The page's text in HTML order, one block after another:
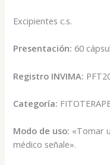
Excipientes c.s.
Presentación: 60
Registro INVIMA:
Categoría:
Modo de uso: «Tomar
médico señale».